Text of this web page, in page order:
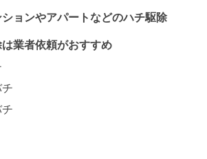
ョンやアパートなどのハチ駆除
業者依頼がおすすめ